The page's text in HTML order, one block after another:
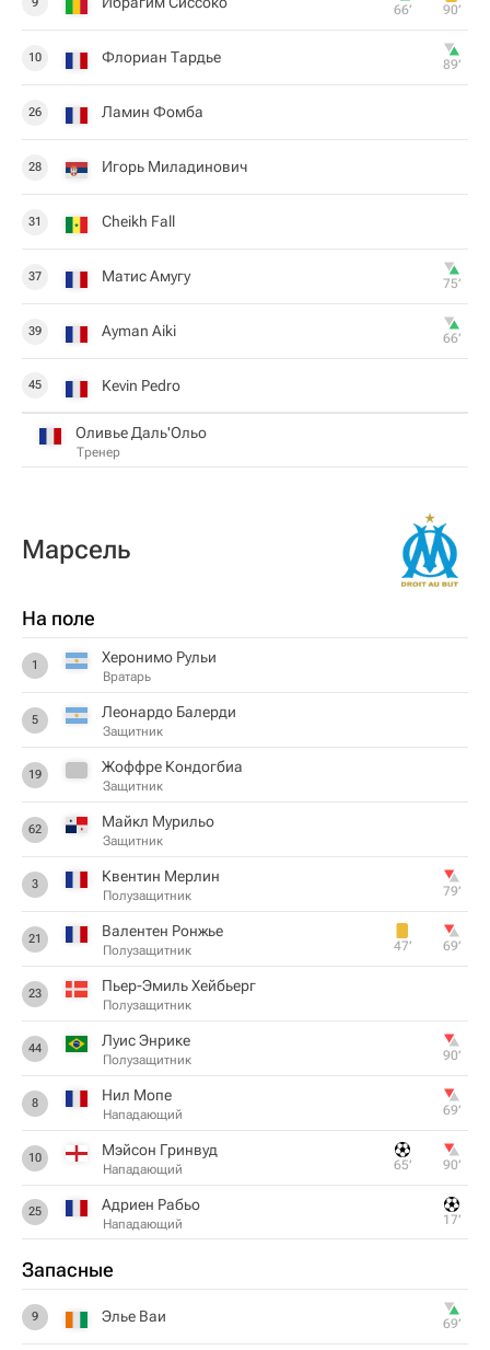
66‎’‎ 90‎’‎
10 Флориан Тардье 89‎’‎
26 Ламин Фомба
28 Игорь Миладинович
31 Cheikh Fall
37 Матис Амугу 75‎’‎
39 Ayman Aiki 66‎’‎
45 Kevin Pedro
Оливье Даль'Ольо
Тренер
Марсель
На поле
1 Херонимо Рульи
Вратарь
5 Леонардо Балерди
Защитник
19 Жоффре Кондогбиа
Защитник
62 Майкл Мурильо
Защитник
3 Квентин Мерлин
Полузащитник 79‎’‎
21 Валентен Ронжье
Полузащитник 47‎’‎ 69‎’‎
23 Пьер-Эмиль Хейбьерг
Полузащитник
44 Луис Энрике
Полузащитник 90‎’‎
8 Нил Мопе
Нападающий 69‎’‎
10 Мэйсон Гринвуд
Нападающий 65‎’‎ 90‎’‎
25 Адриен Рабьо
Нападающий 17‎’‎
Запасные
9 Элье Ваи 69‎’‎